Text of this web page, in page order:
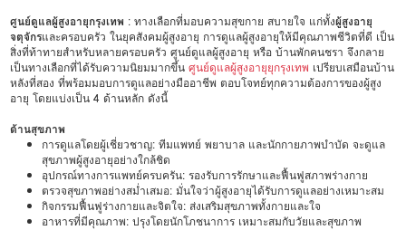
ศูนย์ดูแลผู้สูงอายุกรุงเทพ : ทางเลือกที่มอบความสุขกาย สบายใจ แก่ทั้งผู้สูงอายุ
จตุจักรและครอบครัว ในยุคสังคมผู้สูงอายุ การดูแลผู้สูงอายุให้มีคุณภาพชีวิตที่ดี เป็น
สิ่งที่ท้าทายสำหรับหลายครอบครัว ศูนย์ดูแลผู้สูงอายุ หรือ บ้านพักคนชรา จึงกลาย
เป็นทางเลือกที่ได้รับความนิยมมากขึ้นศูนย์ดูแลผู้สูงอายุยุกรุงเทพ เปรียบเสมือนบ้าน
หลังที่สอง ที่พร้อมมอบการดูแลอย่างมืออาชีพ ตอบโจทย์ทุกความต้องการของผู้สูง
อายุ โดยแบ่งเป็น 4 ด้านหลัก ดังนี้
ด้านสุขภาพ
การดูแลโดยผู้เชี่ยวชาญ: ทีมแพทย์ พยาบาล และนักกายภาพบำบัด จะดูแล
สุขภาพผู้สูงอายุอย่างใกล้ชิด
อุปกรณ์ทางการแพทย์ครบครัน: รองรับการรักษาและฟื้นฟูสภาพร่างกาย
ตรวจสุขภาพอย่างสม่ำเสมอ: มั่นใจว่าผู้สูงอายุได้รับการดูแลอย่างเหมาะสม
กิจกรรมฟื้นฟูร่างกายและจิตใจ: ส่งเสริมสุขภาพทั้งกายและใจ
อาหารที่มีคุณภาพ: ปรุงโดยนักโภชนาการ เหมาะสมกับวัยและสุขภาพ